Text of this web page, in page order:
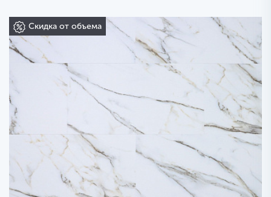
Скидка от объема